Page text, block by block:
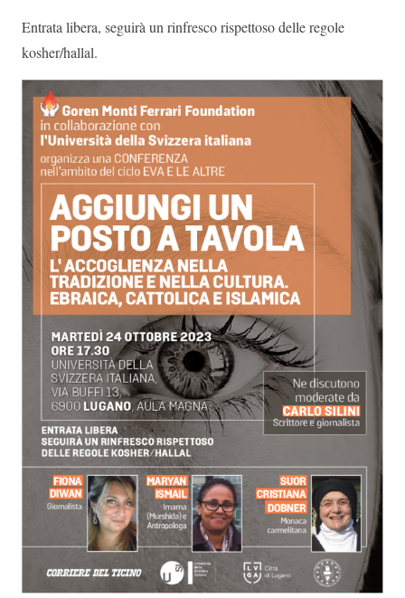
Entrata libera, seguirà un rinfresco rispettoso delle regole
kosher/hallal.